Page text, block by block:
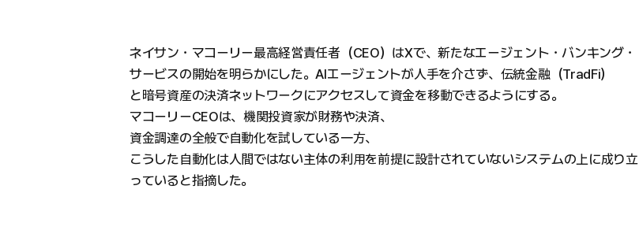
ネイサン・マコーリー最高経営責任者（CEO）はXで、新たなエージェント・バンキング・
サービスの開始を明らかにした。AIエージェントが人手を介さず、伝統金融（TradFi）
と暗号資産の決済ネットワークにアクセスして資金を移動できるようにする。
マコーリーCEOは、機関投資家が財務や決済、
資金調達の全般で自動化を試している一方、
こうした自動化は人間ではない主体の利用を前提に設計されていないシステムの上に成り立
っていると指摘した。